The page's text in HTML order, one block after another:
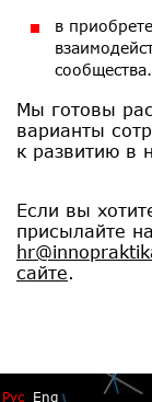
в
сообщества.
Мы готовы
варианты
к развитию в
Если вы
присылайте
сайте.
Рус Eng